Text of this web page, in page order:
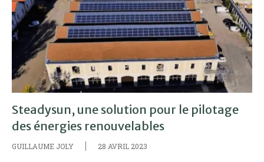
Steadysun, une solution pour le pilotage
des énergies renouvelables
GUILLAUME JOLY 28 AVRIL 2023